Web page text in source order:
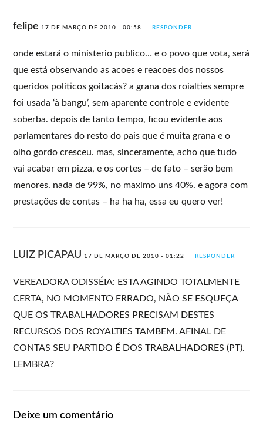
felipe 17 DE MARÇO DE 2010 - 00:58 RESPONDER
onde estará o ministerio publico… e o povo que vota, será
que está observando as acoes e reacoes dos nossos
queridos politicos goitacás? a grana dos roialties sempre
foi usada ‘à bangu’, sem aparente controle e evidente
soberba. depois de tanto tempo, ficou evidente aos
parlamentares do resto do pais que é muita grana e o
olho gordo cresceu. mas, sinceramente, acho que tudo
vai acabar em pizza, e os cortes – de fato – serão bem
menores. nada de 99%, no maximo uns 40%. e agora com
prestações de contas – ha ha ha, essa eu quero ver!
LUIZ PICAPAU 17 DE MARÇO DE 2010 - 01:22 RESPONDER
VEREADORA ODISSÉIA: ESTA AGINDO TOTALMENTE
CERTA, NO MOMENTO ERRADO, NÃO SE ESQUEÇA
QUE OS TRABALHADORES PRECISAM DESTES
RECURSOS DOS ROYALTIES TAMBEM. AFINAL DE
CONTAS SEU PARTIDO É DOS TRABALHADORES (PT).
LEMBRA?
Deixe um comentário